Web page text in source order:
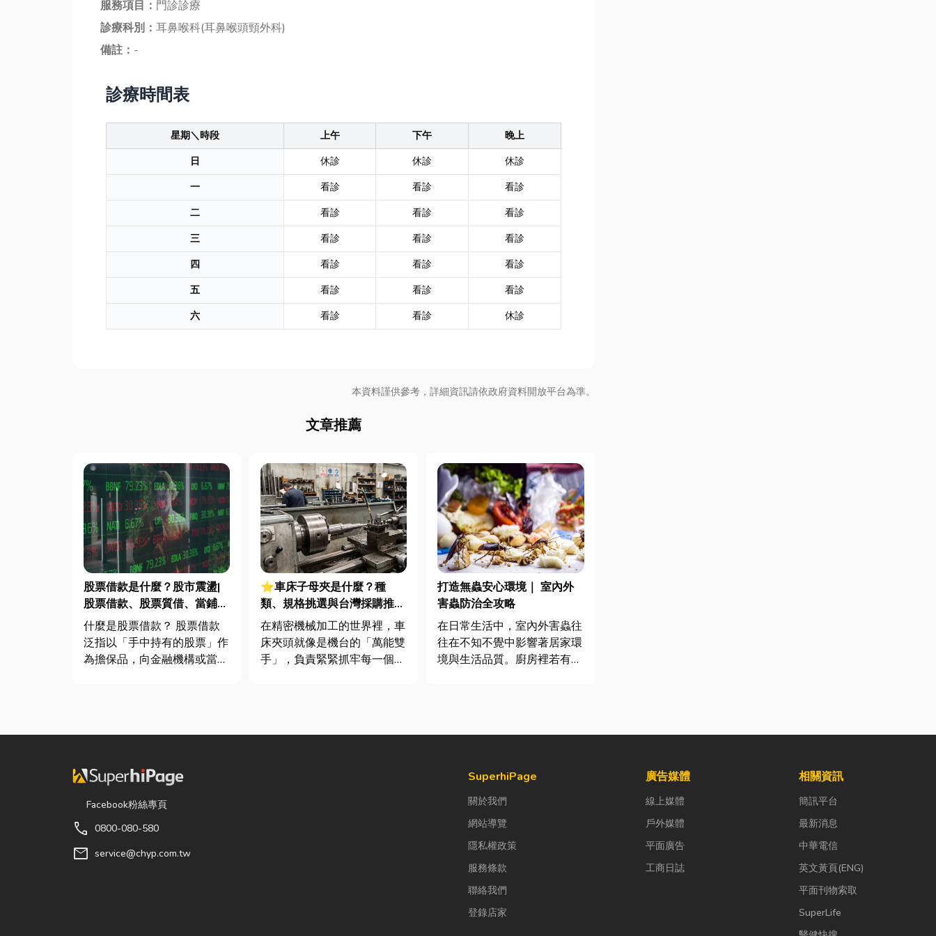
服務項目： 門診診療
診療科別： 耳鼻喉科(耳鼻喉頭頸外科)
備註： -
診療時間表
星期＼時段 上午 下午
晚上
日
休診 休診
休診
一
看診 看診
看診
二
看診 看診
看診
三
看診 看診
看診
四
看診 看診
看診
五
看診 看診
看診
六
看診 看診 休診
本資料謹供參考，詳細資訊請依政府資料開放平台為準。
文章推薦
股票借款是什麼？股市震盪|
股票借款、股票質借、當鋪借
款完整比較
什麼是股票借款？ 股票借款
泛指以「手中持有的股票」作
為擔保品，向金融機構或當舖
款，以...
⭐車床子母夾是什麼？種
類、規格挑選與台灣採購推薦
完整指南
在精密機械加工的世界裡，車
床夾頭就像是機台的「萬能雙
手」，負責緊緊抓牢每一個旋
打造無蟲安心環境｜ 室內外
害蟲防治全攻略
在日常生活中，室內外害蟲往
往在不知不覺中影響著居家環
境與生活品質。廚房裡若有食
潔，更可能...
Facebook粉絲專頁
call 0800-080-580
mail service@chyp.com.tw
SuperhiPage
關於我們
網站導覽
隱私權政策
服務條款
聯絡我們
登錄店家
廣告媒體
線上媒體
戶外媒體
平面廣告
工商日誌
相關資訊
簡訊平台
最新消息
中華電信
英文黃頁(ENG)
平面刊物索取
SuperLife